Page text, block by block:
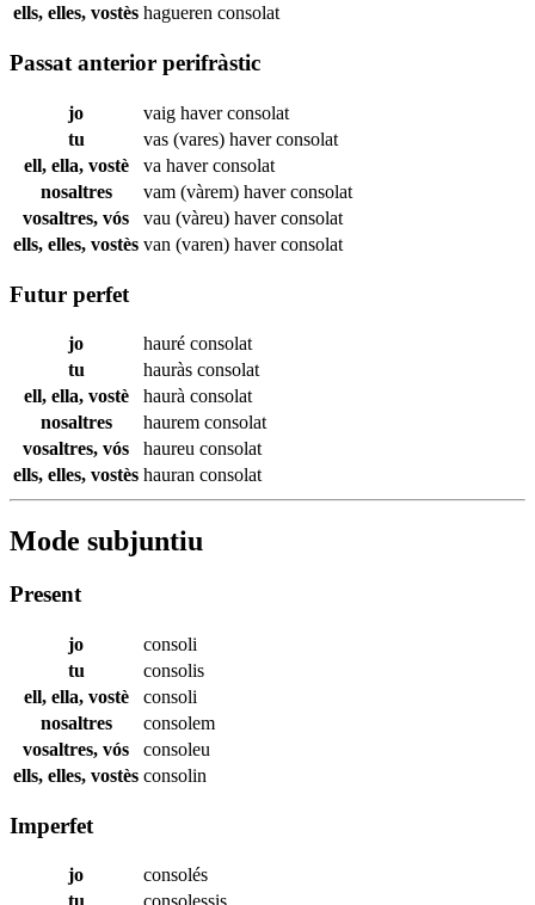
ells, elles, vostès hagueren consolat
Passat anterior perifràstic
jo vaig haverconsolat
tu
vas (vares) haverconsolat
ell, ella, vostè
va haverconsolat
nosaltres
vam (vàrem) haverconsolat
vosaltres, vós
vau (vàreu) haverconsolat
ells, elles, vostès van (varen) haverconsolat
Futur perfet
jo hauré consolat
tu
hauràs consolat
ell, ella, vostè
haurà consolat
nosaltres
haurem consolat
vosaltres, vós
haureu consolat
ells, elles, vostès hauran consolat
Mode subjuntiu
Present
jo
consoli
tu
consolis
ell, ella, vostè
consoli
nosaltres
consolem
vosaltres, vós
consoleu
ells, elles, vostès consolin
Imperfet
jo
consolés